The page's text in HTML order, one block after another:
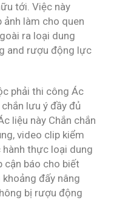
tới. Việc này
làm cho quen
ra loại dung
and rượu động lực
phải thi công Ác
lưu ý đầy đủ
liệu này Chắn chắn
video clip kiểm
thực loại dung
cận báo cho biết
đấy nâng
bị rượu động